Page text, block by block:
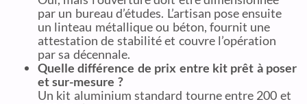
par un bureau d’études. L’artisan pose ensuite
un linteau métallique ou béton, fournit une
attestation de stabilité et couvre l’opération
par sa décennale.
Quelle différence de prix entre kit prêt à poser
et sur-mesure ?
Un kit aluminium standard tourne entre 200 et